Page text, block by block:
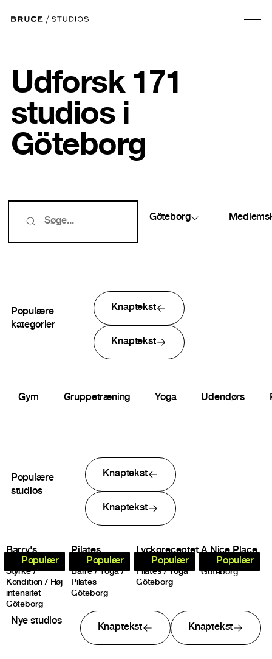
Udforsk 171
studios i
Göteborg
Göteborg
Populære
kategorier
Knaptekst
Knaptekst
Gym Gruppetræning Yoga Udendørs
Populære
studios
Knaptekst
Knaptekst
Populær
Barry's
Gothenburg
Styrke /
Kondition / Høj
intensitet
Göteborg
Populær
Pilates
Complete
Barre / Yoga /
Pilates
Göteborg
Populær
Lyckoreceptet
Göteborg
Pilates / Yoga
Göteborg
Populær
A Nice Place
Yoga
Göteborg
Nye studios
Knaptekst Knaptekst